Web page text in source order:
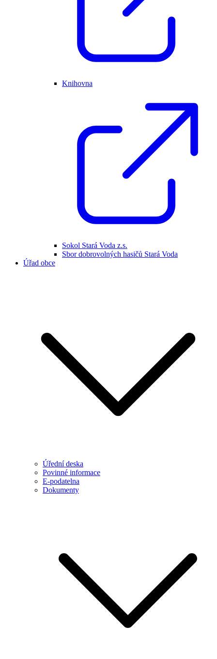
Knihovna
Sokol Stará Voda z.s.
Sbor dobrovolných hasičů Stará Voda
Úřad obce
Úřední deska
Povinné informace
E-podatelna
Dokumenty